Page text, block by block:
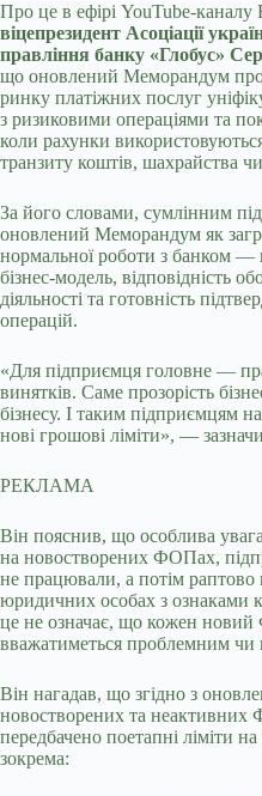
Про це в ефірі YouTube-каналу
віцепрезидент Асоціації
правління банку «Глобус»
що оновлений Меморандум про
ринку платіжних послуг
з ризиковими операціями та
коли рахунки
транзиту коштів, шахрайства
За його словами, сумлінним
оновлений Меморандум як
нормальної роботи з банком —
бізнес-модель, відповідність
діяльності та готовність
операцій.
«Для підприємця головне —
винятків. Саме прозорість
бізнесу. І таким підприємцям
нові грошові ліміти», —
РЕКЛАМА
Він пояснив, що особлива
на новостворених ФОПах,
не працювали, а потім раптово
юридичних особах з ознаками
це не означає, що кожен
вважатиметься проблемним чи
Він нагадав, що згідно з
новостворених та
передбачено поетапні ліміти
зокрема: